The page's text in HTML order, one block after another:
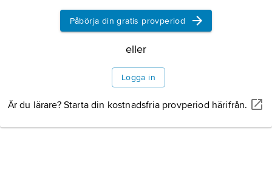
Information om artikeln
Påbörja din gratis provperiod
eller
Logga in
Är du lärare? Starta din kostnadsfria provperiod härifrån.